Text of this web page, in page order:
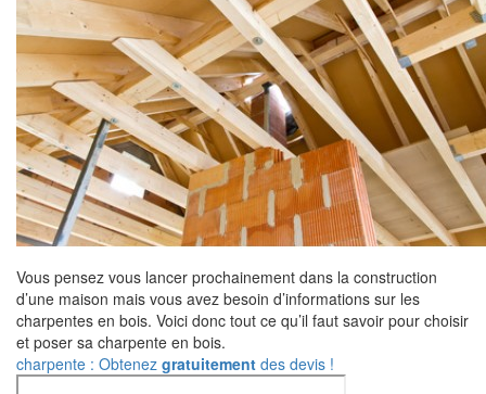
Vous pensez vous lancer prochainement dans la construction
d’une maison mais vous avez besoin d’informations sur les
charpentes en bois. Voici donc tout ce qu’il faut savoir pour choisir
et poser sa charpente en bois.
charpente : Obtenez gratuitement des devis !